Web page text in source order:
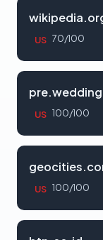
US 70/100
pre.wedding
US 100/100
US 100/100